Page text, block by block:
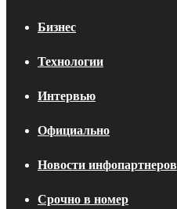
Бизнес
Технологии
Интервью
Официально
Новости инфопартнеров
Срочно в номер